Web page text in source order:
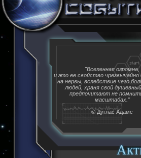
"Вселенная огромна,
и это ее свойство
на нервы, вследствие чего
людей, храня свой душевный
предпочитают не
масштабах."
© Дуглас Адамс